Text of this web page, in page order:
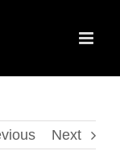
Next